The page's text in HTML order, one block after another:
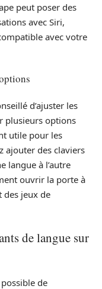
peut poser des
avec Siri,
avec votre
d’ajuster les
plusieurs options
utile pour les
ajouter des claviers
langue à l’autre
ouvrir la porte à
des jeux de
de langue sur
de